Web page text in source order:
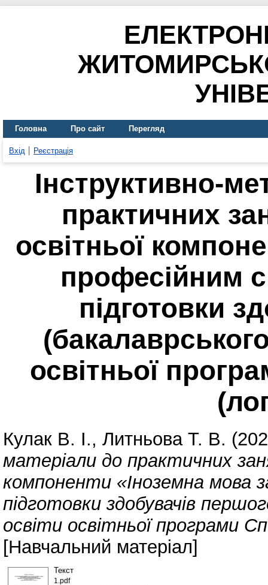
Головна Про сайт Перегляд
Вхід Реєстрація
Інструктивно-
практичних
освітньої
професійним
підготовки
освітньої
Кулак В. І., Литньова Т. В.
матеріали до практичних
компоненти «Іноземна мова
підготовки здобувачів
освіти освітньої програми
[Навчальний матеріал]
Текст
1.pdf